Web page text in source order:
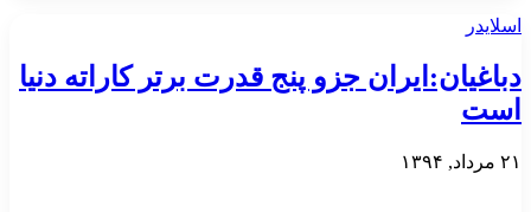
اسلایدر
دباغیان:ایران جزو پنج قدرت برتر کاراته دنیا
است
۲۱ مرداد, ۱۳۹۴